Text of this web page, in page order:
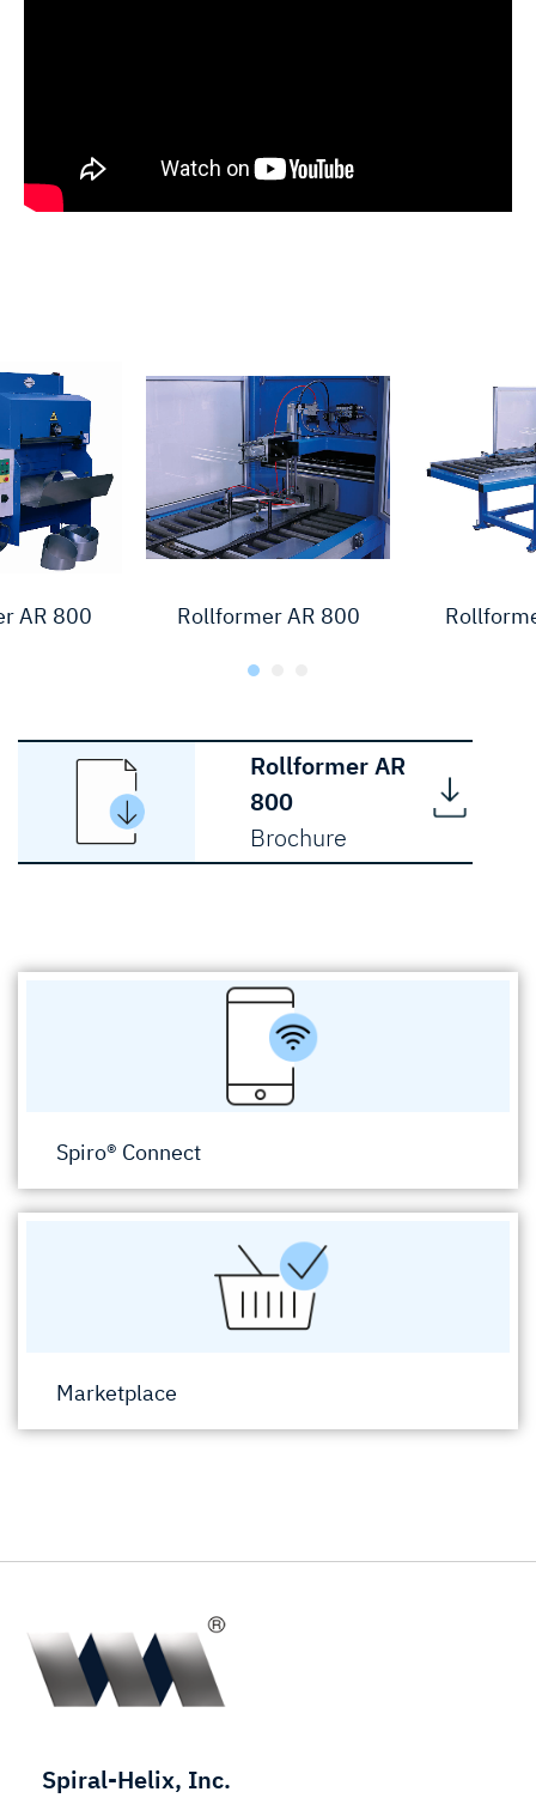
AR 800 Rollformer AR 800
Rollformer AR
800
Brochure
Spiro® Connect
Marketplace
Spiral-Helix, Inc.